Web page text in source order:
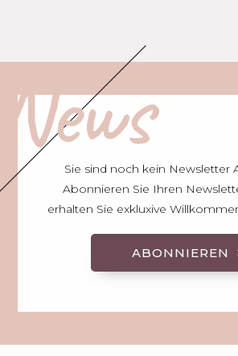
Sie sind noch kein Newsletter
Abonnieren Sie Ihren
erhalten Sie exkluxive
ABONNIEREN